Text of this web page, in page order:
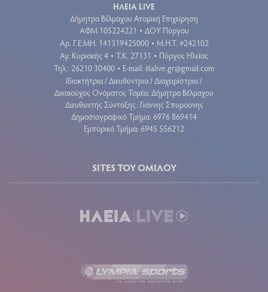
ΗΛΕΙΑ LIVE
Δήμητρα Βέλμαχου Ατομική Επιχείρηση
ΑΦΜ 105224221 • ΔΟΥ Πύργου
Aρ. Γ.Ε.ΜΗ. 141319425000 • Μ.Η.Τ. #242102
Αγ. Κυριακής 4 • Τ.Κ. 27131 • Πύργος Ηλείας
Τηλ.: 26210 30400 • E-mail: ilialive.gr@gmail.com
Ιδιοκτήτρια / Διευθύντρια / Διαχειρίστρια /
Δικαιούχος Ονόματος Τομέα: Δήμητρα Βέλμαχου
Διευθυντής Σύνταξης: Γιάννης Σπυρούνης
Δημοσιογραφικό Τμήμα: 6976 869414
Εμπορικό Τμήμα: 6945 556212
SITES ΤΟΥ ΟΜΙΛΟΥ